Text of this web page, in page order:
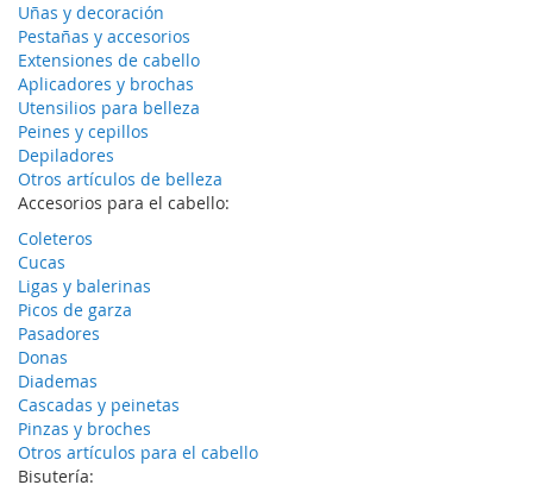
Uñas y decoración
Pestañas y accesorios
Extensiones de cabello
Aplicadores y brochas
Utensilios para belleza
Peines y cepillos
Depiladores
Otros artículos de belleza
Accesorios para el cabello:
Coleteros
Cucas
Ligas y balerinas
Picos de garza
Pasadores
Donas
Diademas
Cascadas y peinetas
Pinzas y broches
Otros artículos para el cabello
Bisutería: